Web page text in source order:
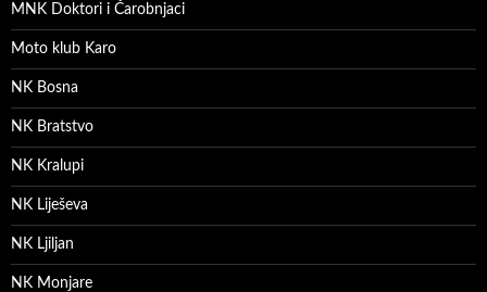
MNK Doktori i Čarobnjaci
Moto klub Karo
NK Bosna
NK Bratstvo
NK Kralupi
NK Liješeva
NK Ljiljan
NK Monjare